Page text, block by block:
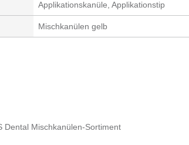
Applikationskanüle, Applikationstip
Mischkanülen gelb
Dental Mischkanülen-Sortiment